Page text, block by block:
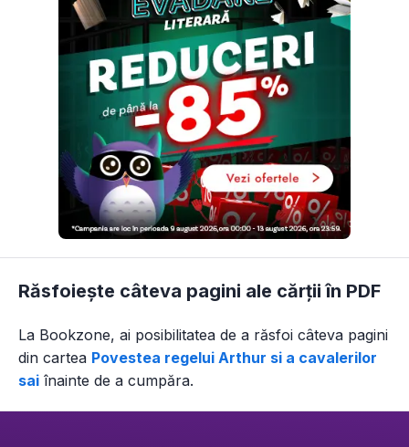
Răsfoiește câteva pagini ale cărții în PDF
La Bookzone, ai posibilitatea de a răsfoi câteva pagini
din cartea Povestea regelui Arthur si a cavalerilor
sai înainte de a cumpăra.